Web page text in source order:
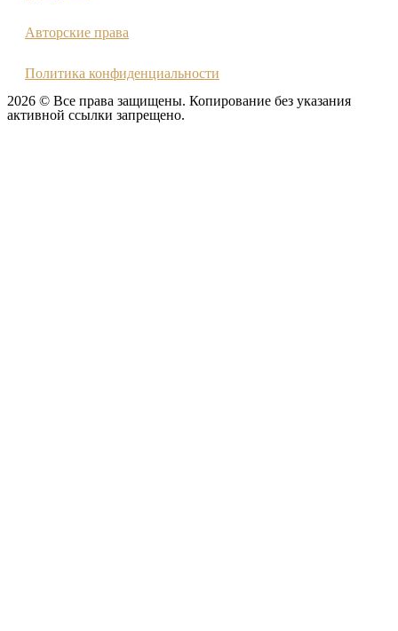
Авторские права
Политика конфиденциальности
2026 © Все права защищены. Копирование без указания
активной ссылки запрещено.